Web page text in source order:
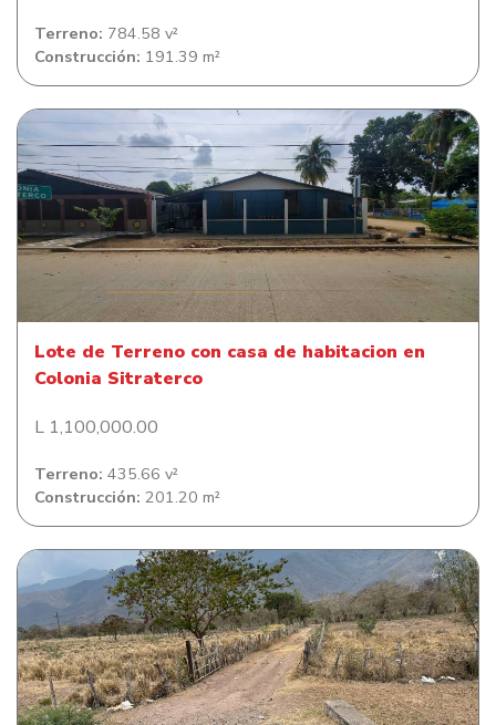
Terreno: 784.58 v²
Construcción: 191.39 m²
Lote de Terreno con casa de habitacion en Colonia
Sitraterco
Lote de Terreno con casa de habitacion en
Colonia Sitraterco
L 1,100,000.00
Terreno: 435.66 v²
Construcción: 201.20 m²
Lote de Terreno en Comunidad de Santa Bárbara